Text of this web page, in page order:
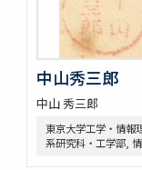
中山秀三郎
中山 秀三郎
東京大学工学・情報
系研究科・工学部,